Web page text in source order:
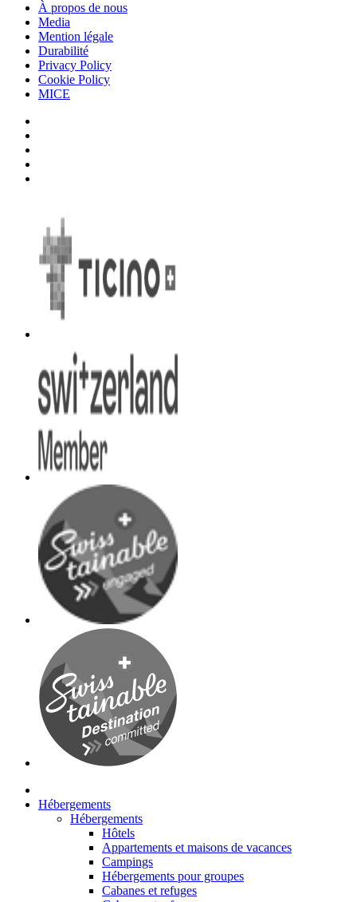
À propos de nous
Media
Mention légale
Durabilité
Privacy Policy
Cookie Policy
MICE
Hébergements
Hébergements
Hôtels
Appartements et maisons de vacances
Campings
Hébergements pour groupes
Cabanes et refuges